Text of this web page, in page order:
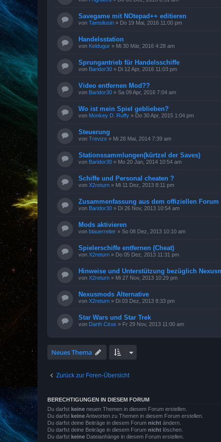
Savegame mit NOtepad++ editieren
von Tamsilusin » Do 19 Mai, 2016 11:00 pm
Handelsstation
von Keldugur » Mi 30 Mär, 2016 4:28 am
Sprungantrieb für Handelsschiffe
von Baridor30 » Di 12 Apr, 2016 11:03 pm
Video entfernen Mod??
von Baridor30 » Sa 09 Apr, 2016 7:04 am
Wo ist mein Spiel geblieben?
von Monkey D. Ruffy » Do 30 Apr, 2015 1:04 pm
Steuerung
von Trevize » Mi 28 Mai, 2014 7:39 am
Stationssammlungen(kürtzel der Saves)
von Baridor30 » Mo 20 Jan, 2014 10:54 am
Schiffe und Personal cheaten ?
von X2return » Mi 11 Dez, 2013 8:11 pm
Zusammenfassung aus dem offiziellen Forum
von Baridor30 » Di 26 Nov, 2013 10:54 am
Mods aktivieren
von blauerreiter » So 08 Dez, 2013 10:10 am
Spielerschiffe entfernen (Cheat)
von X2return » Do 05 Dez, 2013 11:31 pm
Hinweise und Unterstützung bezüglich
von X2return » Mi 27 Nov, 2013 10:29 pm
Nexusmods Alternative
von X2return » Di 03 Dez, 2013 8:33 pm
Star Wars und Star Trek
von Darth Cirus » Fr 29 Nov, 2013 11:00 am
Neues Thema
Zurück zur Foren-Übersicht
BERECHTIGUNGEN IN DIESEM FORUM
Du darfst keine neuen Themen in diesem Forum erstellen.
Du darfst keineAntworten zu Themen in diesem Forum erstellen.
Du darfst deine Beiträge in diesem Forum nicht ändern.
Du darfst deine Beiträge in diesem Forum nicht löschen.
Du darfst keine Dateianhänge in diesem Forum erstellen.